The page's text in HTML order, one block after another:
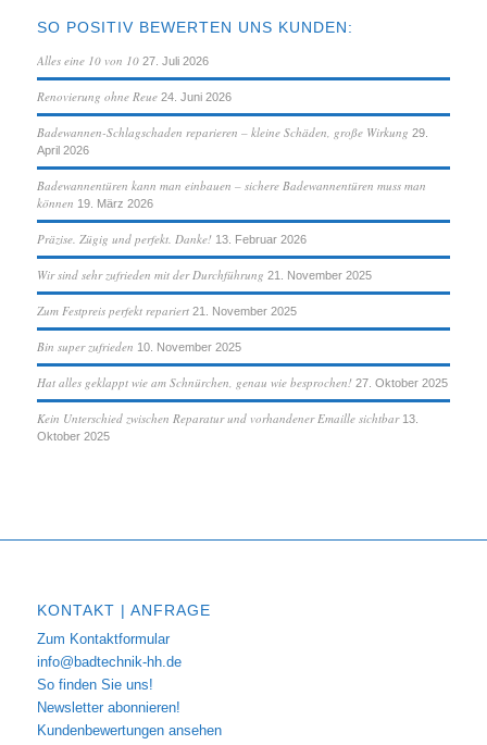
SO POSITIV BEWERTEN UNS KUNDEN:
Alles eine 10 von 10 27. Juli 2026
Renovierung ohne Reue 24. Juni 2026
Badewannen-Schlagschaden reparieren – kleine Schäden, große Wirkung 29.
April 2026
Badewannentüren kann man einbauen – sichere Badewannentüren muss man
können 19. März 2026
Präzise. Zügig und perfekt. Danke! 13. Februar 2026
Wir sind sehr zufrieden mit der Durchführung 21. November 2025
Zum Festpreis perfekt repariert 21. November 2025
Bin super zufrieden 10. November 2025
Hat alles geklappt wie am Schnürchen, genau wie besprochen! 27. Oktober 2025
Kein Unterschied zwischen Reparatur und vorhandener Emaille sichtbar 13.
Oktober 2025
KONTAKT | ANFRAGE
Zum Kontaktformular
info@badtechnik-hh.de
So finden Sie uns!
Newsletter abonnieren!
Kundenbewertungen ansehen